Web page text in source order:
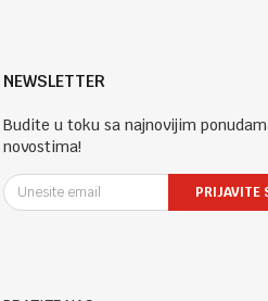
NEWSLETTER
Budite u toku sa najnovijim
novostima!
PRIJAVITE